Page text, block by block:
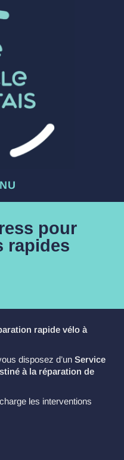
pour
rapides
rapide vélo à
disposez d’un Service
à la réparation de
les interventions